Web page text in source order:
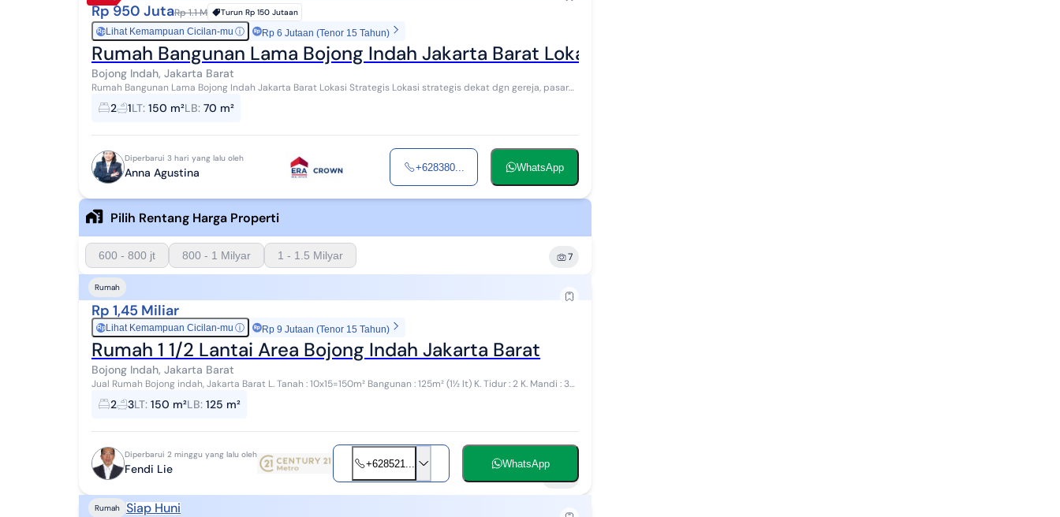
Rp 950 JutaRp 1.1 M Turun Rp 150 Jutaan
RpLihat Kemampuan Cicilan-mu ⓘ Rp 6 Jutaan (Tenor 15 Tahun)
Rumah Bangunan Lama Bojong Indah Jakarta Barat Lokasi Strategis
Bojong Indah, Jakarta Barat
Rumah Bangunan Lama Bojong Indah Jakarta Barat Lokasi Strategis Lokasi strategis dekat dgn gereja, pasar
2 1LT: 150 m²LB: 70 m²
Diperbarui 3 hari yang lalu oleh
Anna Agustina +628380... WhatsApp
Pilih Rentang Harga Properti
600 - 800 jt 800 - 1 Milyar 1 - 1.5 Milyar 7
Rumah
Rp 1,45 Miliar
RpLihat Kemampuan Cicilan-mu ⓘ Rp 9 Jutaan (Tenor 15 Tahun)
Rumah 1 1/2 Lantai Area Bojong Indah Jakarta Barat
Bojong Indah, Jakarta Barat
Jual Rumah Bojong indah, Jakarta Barat L. Tanah : 10x15=150m² Bangunan : 125m² (1½ lt) K. Tidur : 2 K. Mandi : 3
Surat : ...
2 3LT: 150 m²LB: 125 m²
Diperbarui 2 minggu yang lalu oleh
Fendi Lie +628521... WhatsApp
Rumah Siap Huni